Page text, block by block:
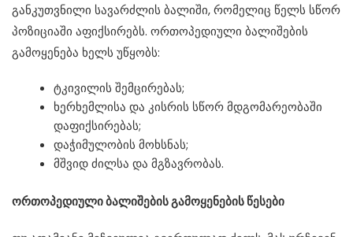
განკუთვნილი სავარძლის ბალიში, რომელიც წელს სწორ
პოზიციაში აფიქსირებს. ორთოპედიული ბალიშების
გამოყენება ხელს უწყობს:
ტკივილის შემცირებას;
ხერხემლისა და კისრის სწორ მდგომარეობაში
დაფიქსირებას;
დაჭიმულობის მოხსნას;
მშვიდ ძილსა და მგზავრობას.
ორთოპედიული ბალიშების გამოყენების წესები